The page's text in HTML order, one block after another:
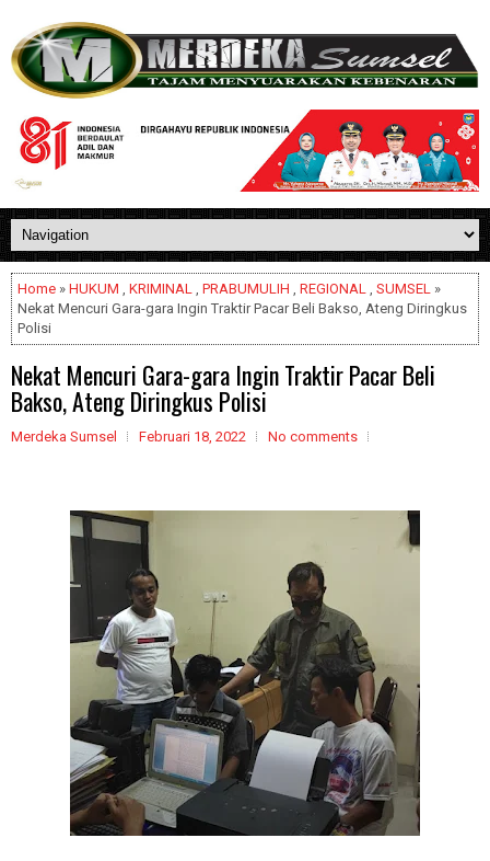
Home » HUKUM , KRIMINAL , PRABUMULIH , REGIONAL , SUMSEL »
Nekat Mencuri Gara-gara Ingin Traktir Pacar Beli Bakso, Ateng Diringkus
Polisi
Nekat Mencuri Gara-gara Ingin Traktir Pacar Beli
Bakso, Ateng Diringkus Polisi
Merdeka Sumsel Februari 18, 2022 No comments